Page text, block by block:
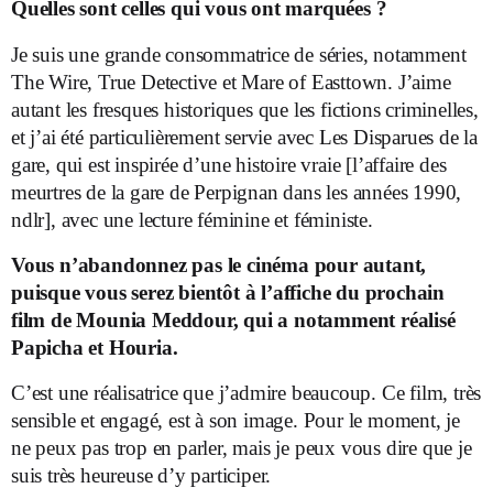
Quelles sont celles qui vous ont marquées ?
Je suis une grande consommatrice de séries, notamment
The Wire, True Detective et Mare of Easttown. J’aime
autant les fresques historiques que les fictions criminelles,
et j’ai été particulièrement servie avec Les Disparues de la
gare, qui est inspirée d’une histoire vraie [l’affaire des
meurtres de la gare de Perpignan dans les années 1990,
ndlr], avec une lecture féminine et féministe.
Vous n’abandonnez pas le cinéma pour autant,
puisque vous serez bientôt à l’affiche du prochain
film de Mounia Meddour, qui a notamment réalisé
Papicha et Houria.
C’est une réalisatrice que j’admire beaucoup. Ce film, très
sensible et engagé, est à son image. Pour le moment, je
ne peux pas trop en parler, mais je peux vous dire que je
suis très heureuse d’y participer.